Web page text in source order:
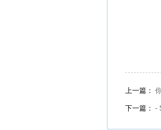
上一篇：
下一篇： -